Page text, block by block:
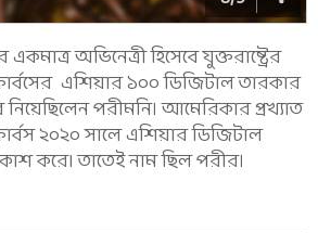
অভিনেত্রী হিসেবে যুক্তরাষ্ট্রের
এশিয়ার ১০০ ডিজিটাল তারকার
পরীমনি। আমেরিকার প্রখ্যাত
২০২০ সালে এশিয়ার ডিজিটাল
করে৷ তাতেই নাম ছিল পরীর।